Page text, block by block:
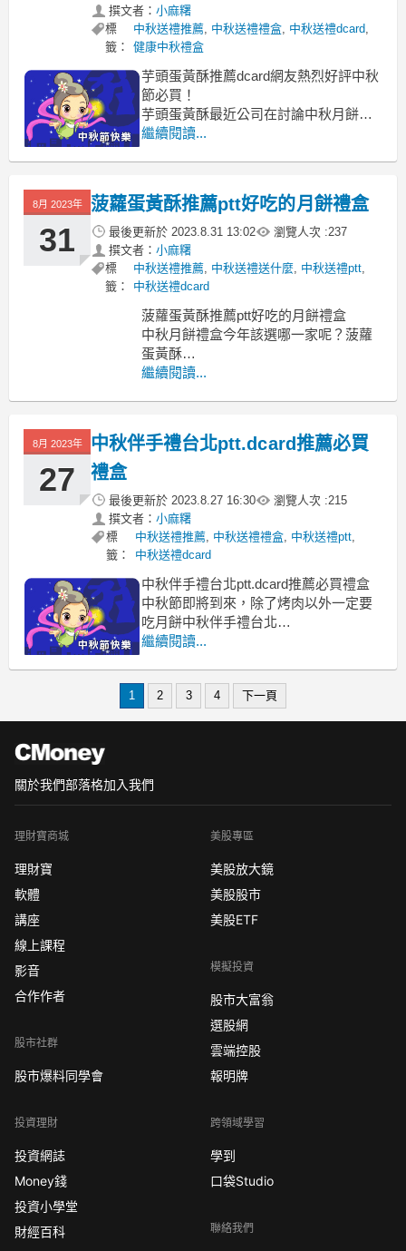
撰文者： 小麻糬
標
籤：
中秋送禮推薦, 中秋送禮禮盒, 中秋送禮dcard,
健康中秋禮盒
芋頭蛋黃酥推薦dcard網友熱烈好評中秋
節必買！
芋頭蛋黃酥最近公司在討論中秋月餅要
訂哪家了
中 芋頭蛋黃酥熱量 芋頭酥推薦dcard
芋頭蛋黃酥有人吃過不錯的中秋月餅可
以推薦嗎?
芋頭蛋黃酥希
繼續閱讀...
8月 2023年
31
菠蘿蛋黃酥推薦ptt好吃的月餅禮盒
最後更新於 2023.8.31 13:02 瀏覽人次 :237
撰文者： 小麻糬
標
籤：
中秋送禮推薦, 中秋送禮送什麼, 中秋送禮ptt,
中秋送禮dcard
菠蘿蛋黃酥推薦ptt好吃的月餅禮盒
中秋月餅禮盒今年該選哪一家呢？菠蘿
蛋黃酥
菠蘿蛋黃酥ptt 菠蘿蛋黃酥推薦 菠蘿蛋黃
蘿蛋黃酥高雄
每個人的喜好都不一樣菠蘿蛋黃酥
繼續閱讀...
8月 2023年
27
中秋伴手禮台北ptt.dcard推薦必買
禮盒
最後更新於 2023.8.27 16:30 瀏覽人次 :215
撰文者： 小麻糬
標
籤：
中秋送禮推薦, 中秋送禮禮盒, 中秋送禮ptt,
中秋送禮dcard
中秋伴手禮台北ptt.dcard推薦必買禮盒
中秋節即將到來，除了烤肉以外一定要
吃月餅中秋伴手禮台北
中秋伴手禮台北 台北隱藏版伴手禮 不用
北ptt 台北伴手禮dcard 台北伴手禮長輩
繼續閱讀...
1 2 3 4 下一頁
關於我們部落格加入我們
理財寶商城
理財寶
軟體
講座
線上課程
影音
合作作者
股市社群
股市爆料同學會
投資理財
投資網誌
Money錢
投資小學堂
財經百科
美股專區
美股放大鏡
美股股市
美股ETF
模擬投資
股市大富翁
選股網
雲端控股
報明牌
跨領域學習
學到
口袋Studio
聯絡我們